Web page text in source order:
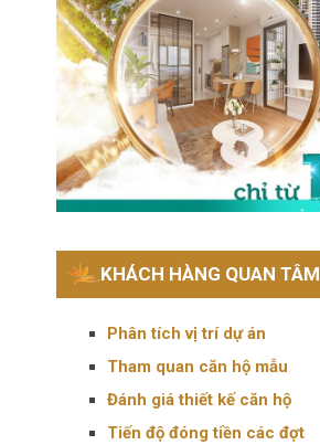
KHÁCH HÀNG QUAN TÂM
Phân tích vị trí dự án
Tham quan căn hộ mẫu
Đánh giá thiết kế căn hộ
Tiến độ đóng tiền các đợt